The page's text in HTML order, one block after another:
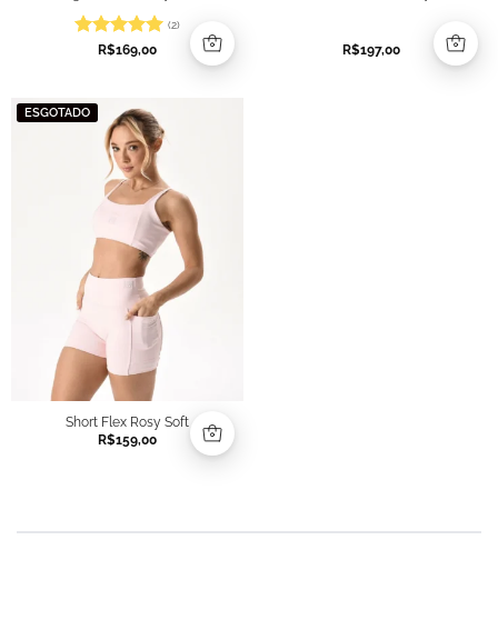
Avaliação5
(2)
R$169,00 R$197,00
ESGOTADO
Short Flex Rosy Soft
R$159,00